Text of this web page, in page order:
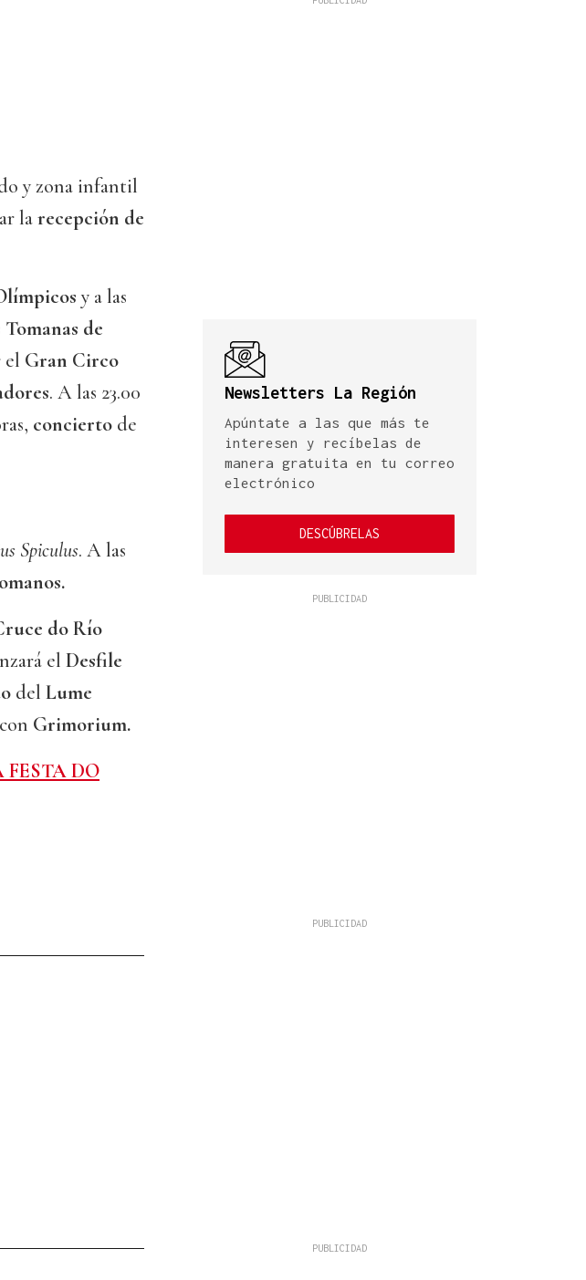
y zona infantil
larecepción de
y a las
de
el Gran Circo
. A las 23.00
concierto de
Spiculus. A las
do Río
el Desfile
del Lume
Grimorium.
FESTA DO
Newsletters La Región
Apúntate a las que más te
interesen y recíbelas de
manera gratuita en tu correo
electrónico
DESCÚBRELAS